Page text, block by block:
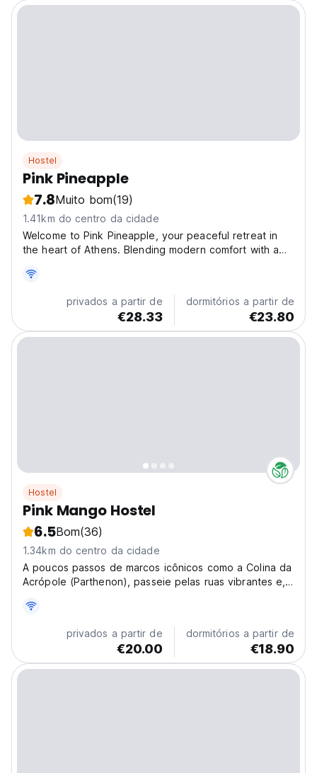
Hostel
Pink Pineapple
7.8Muito bom(19)
1.41km do centro da cidade
Welcome to Pink Pineapple, your peaceful retreat in
the heart of Athens. Blending modern comfort with a
serene base from which to explore the city’s vibrant
culture and historic charm. Located in a quiet...
privados a partir de
€28.33
dormitórios a partir de
€23.80
Hostel
Pink Mango Hostel
6.5Bom(36)
1.34km do centro da cidade
A poucos passos de marcos icônicos como a Colina da
Acrópole (Parthenon), passeie pelas ruas vibrantes e,
históricas de Plaka, da Praça Monastiraki e do Museu
privados a partir de
€20.00
dormitórios a partir de
€18.90